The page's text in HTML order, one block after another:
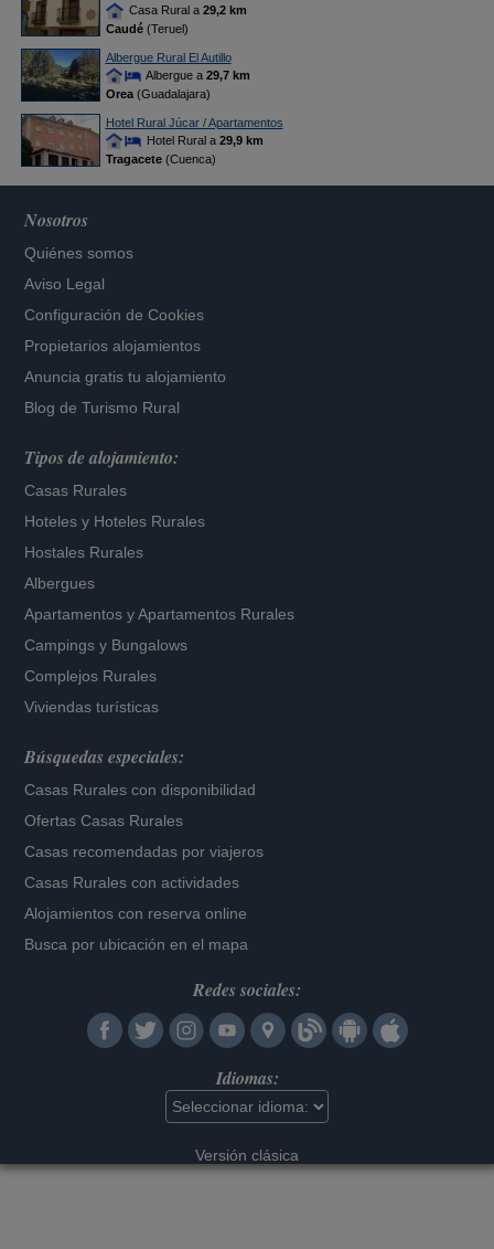
Casa Rural a 29,2 km
Caudé(Teruel)
Albergue Rural El Autillo
Albergue a 29,7 km
Orea(Guadalajara)
Hotel Rural Júcar / Apartamentos
Hotel Rural a 29,9 km
Tragacete(Cuenca)
Nosotros
Quiénes somos
Aviso Legal
Configuración de Cookies
Propietarios alojamientos
Anuncia gratis tu alojamiento
Blog de Turismo Rural
Tipos de alojamiento:
Casas Rurales
Hoteles y Hoteles Rurales
Hostales Rurales
Albergues
Apartamentos yApartamentos Rurales
Campings y Bungalows
Complejos Rurales
Viviendas turísticas
Búsquedas especiales:
Casas Rurales con disponibilidad
Ofertas Casas Rurales
Casas recomendadas por viajeros
Casas Rurales con actividades
Alojamientos con reserva online
Busca por ubicación en el mapa
Redes sociales:
Idiomas:
Versión clásica